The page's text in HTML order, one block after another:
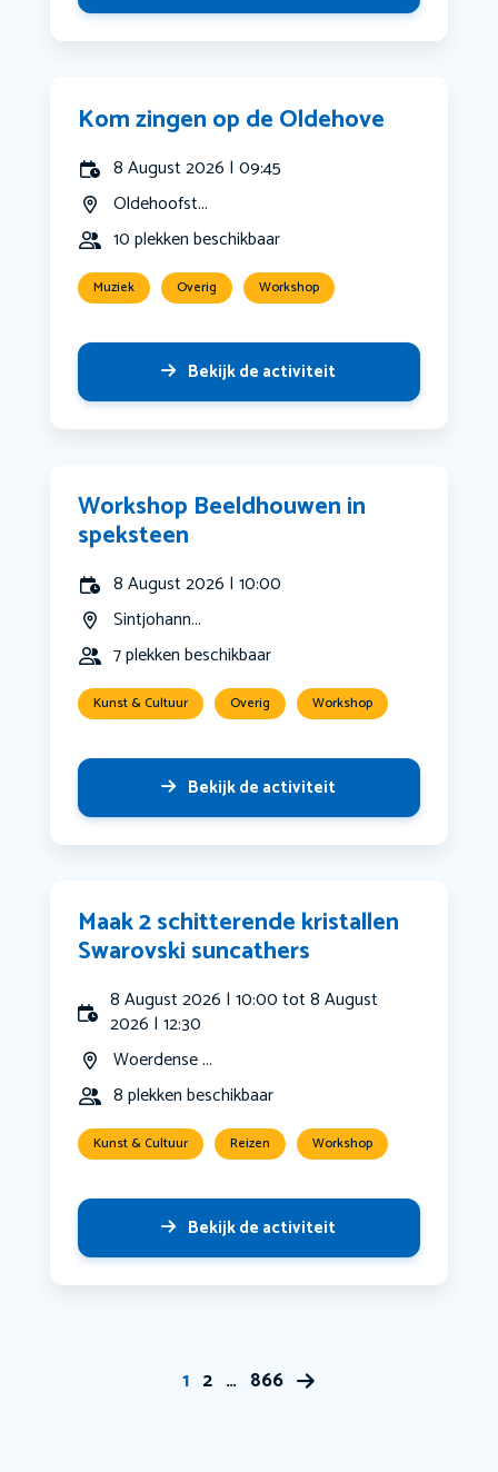
Kom zingen op de Oldehove
8 August 2026 | 09:45
Oldehoofst...
10 plekken beschikbaar
Muziek Overig Workshop
Bekijk de activiteit
Workshop Beeldhouwen in
speksteen
8 August 2026 | 10:00
Sintjohann...
7 plekken beschikbaar
Kunst & Cultuur Overig Workshop
Bekijk de activiteit
Maak 2 schitterende kristallen
Swarovski suncathers
8 August 2026 | 10:00 tot 8 August
2026 | 12:30
Woerdense ...
8 plekken beschikbaar
Kunst & Cultuur Reizen Workshop
Bekijk de activiteit
1 2 … 866